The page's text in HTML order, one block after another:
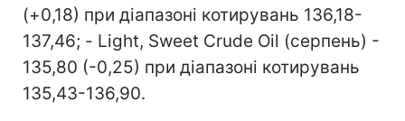
(+0,18) при діапазоні котирувань 136,18-
137,46; - Light, Sweet Crude Oil (серпень) -
135,80 (-0,25) при діапазоні котирувань
135,43-136,90.